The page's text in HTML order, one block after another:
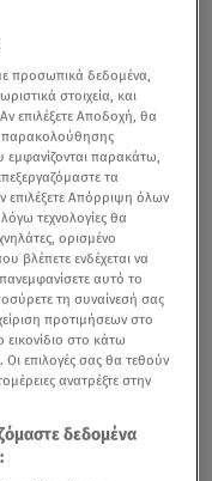
προσωπικά δεδομένα,
στοιχεία, και
επιλέξετε Αποδοχή, θα
παρακολούθησης
παρακάτω,
τα
Απόρριψη όλων
τεχνολογίες θα
ορισμένο
βλέπετε ενδέχεται να
αυτό το
τη συναίνεσή σας
προτιμήσεων στο
στο κάτω
Οι επιλογές σας θα τεθούν
ανατρέξτε στην
δεδομένα